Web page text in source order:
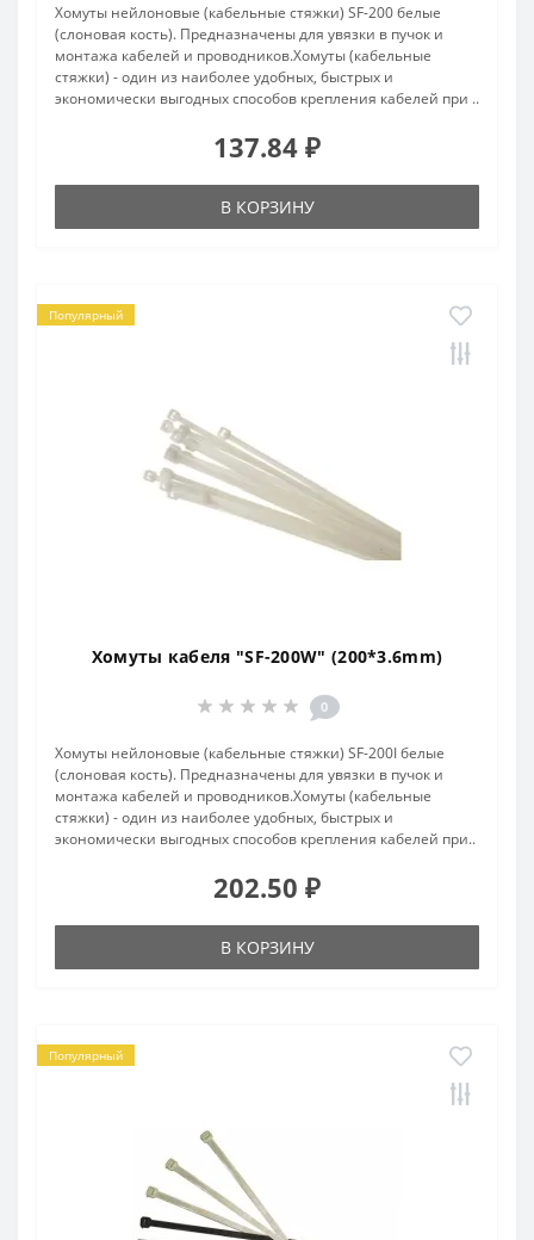
Хомуты нейлоновые (кабельные стяжки) SF-200 белые
(слоновая кость). Предназначены для увязки в пучок и
монтажа кабелей и проводников.Хомуты (кабельные
стяжки) - один из наиболее удобных, быстрых и
экономически выгодных способов крепления кабелей при ..
137.84 ₽
В КОРЗИНУ
Популярный
Хомуты кабеля "SF-200W" (200*3.6mm)
0
Хомуты нейлоновые (кабельные стяжки) SF-200I белые
(слоновая кость). Предназначены для увязки в пучок и
монтажа кабелей и проводников.Хомуты (кабельные
стяжки) - один из наиболее удобных, быстрых и
экономически выгодных способов крепления кабелей при..
202.50 ₽
В КОРЗИНУ
Популярный